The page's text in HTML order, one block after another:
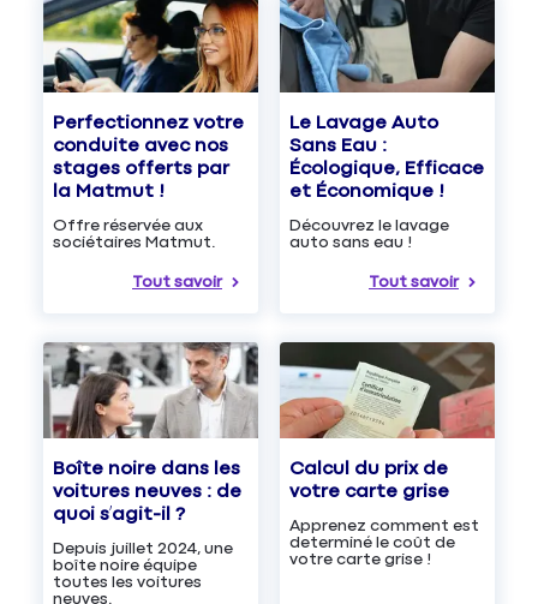
Perfectionnez votre
conduite avec nos
stages offerts par
la Matmut !
Offre réservée aux
sociétaires Matmut.
Tout savoir
Le Lavage Auto
Sans Eau :
Écologique, Efficace
et Économique !
Découvrez le lavage
auto sans eau !
Tout savoir
Boîte noire dans les
voitures neuves : de
quoi s’agit-il ?
Depuis juillet 2024, une
boîte noire équipe
toutes les voitures
neuves.
Calcul du prix de
votre carte grise
Apprenez comment est
determiné le coût de
votre carte grise !